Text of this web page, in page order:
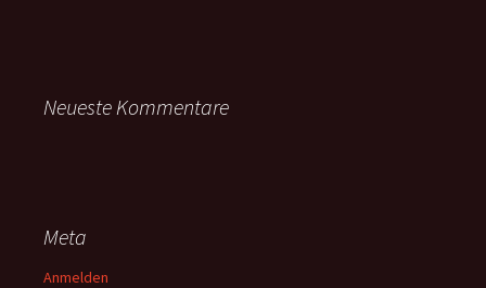
Neueste Kommentare
Meta
Anmelden